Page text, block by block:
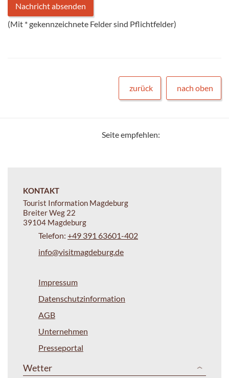
(Mit *gekennzeichnete Felder sind Pflichtfelder)
zurück nach oben
Seite empfehlen:
KONTAKT
Tourist Information Magdeburg
Breiter Weg 22
39104 Magdeburg
Telefon: +49 391 63601-402
info@visitmagdeburg.de
Impressum
Datenschutzinformation
AGB
Unternehmen
Presseportal
Wetter